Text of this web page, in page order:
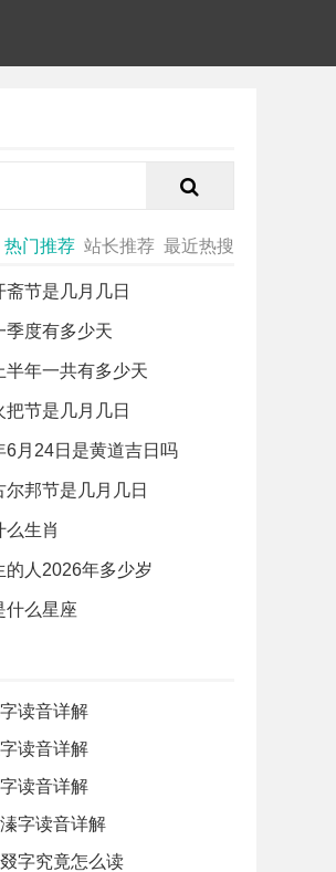
热门推荐 站长推荐 最近热搜
斋节是几月几日
季度有多少天
半年一共有多少天
把节是几月几日
6月24日是黄道吉日吗
尔邦节是几月几日
么生肖
的人2026年多少岁
什么星座
读音详解
读音详解
读音详解
字读音详解
字究竟怎么读